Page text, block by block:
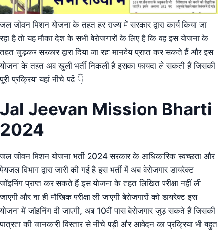
जल जीवन मिशन योजना के तहत हर राज्य में सरकार द्वारा कार्य किया जा
रहा है तो यह मौका देश के सभी बेरोजगारों के लिए है कि वह इस योजना के
तहत जुड़कर सरकार द्वारा दिया जा रहा मानदेय प्राप्त कर सकते हैं और इस
योजना के तहत अब खुली भर्ती निकली है इसका फायदा ले सकती हैं जिसकी
पूरी प्रक्रिया यहां नीचे पढ़ें 👇
Jal Jeevan Mission Bharti
2024
जल जीवन मिशन योजना भर्ती 2024 सरकार के आधिकारिक स्वच्छता और
पेयजल विभाग द्वारा जारी की गई है इस भर्ती में अब बेरोजगार डायरेक्ट
जॉइनिंग प्राप्त कर सकते हैं इस योजना के तहत लिखित परीक्षा नहीं ली
जाएगी और ना ही मौखिक परीक्षा ली जाएगी बेरोजगारों को डायरेक्ट इस
योजना में जॉइनिंग दी जाएगी, अब 10वीं पास बेरोजगार जुड़ सकते हैं जिसकी
पात्रता की जानकारी विस्तार से नीचे पड़ी और आवेदन का प्रक्रिया भी बहुत